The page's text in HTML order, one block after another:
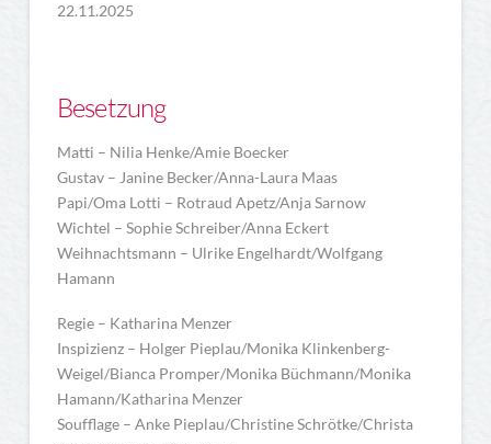
22.11.2025
Besetzung
Matti – Nilia Henke/Amie Boecker
Gustav – Janine Becker/Anna-Laura Maas
Papi/Oma Lotti – Rotraud Apetz/Anja Sarnow
Wichtel – Sophie Schreiber/Anna Eckert
Weihnachtsmann – Ulrike Engelhardt/Wolfgang
Hamann
Regie – Katharina Menzer
Inspizienz – Holger Pieplau/Monika Klinkenberg-
Weigel/Bianca Promper/Monika Büchmann/Monika
Hamann/Katharina Menzer
Soufflage – Anke Pieplau/Christine Schrötke/Christa